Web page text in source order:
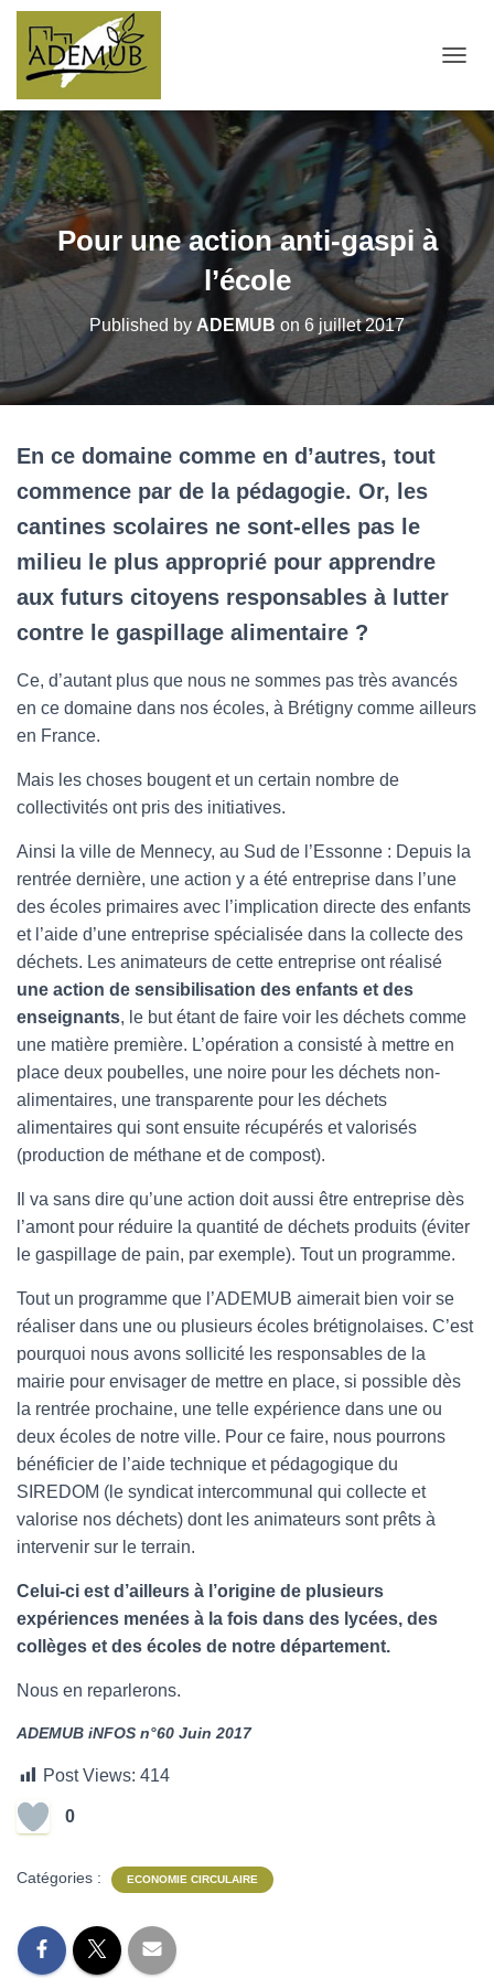
Pour une action anti-gaspi à
l’école
Published by ADEMUB on 6 juillet 2017
En ce domaine comme en d’autres, tout
commence par de la pédagogie. Or, les
cantines scolaires ne sont-elles pas le
milieu le plus approprié pour apprendre
aux futurs citoyens responsables à lutter
contre le gaspillage alimentaire ?
Ce, d’autant plus que nous ne sommes pas très avancés
en ce domaine dans nos écoles, à Brétigny comme ailleurs
en France.
Mais les choses bougent et un certain nombre de
collectivités ont pris des initiatives.
Ainsi la ville de Mennecy, au Sud de l’Essonne : Depuis la
rentrée dernière, une action y a été entreprise dans l’une
des écoles primaires avec l’implication directe des enfants
et l’aide d’une entreprise spécialisée dans la collecte des
déchets. Les animateurs de cette entreprise ont réalisé
une action de sensibilisation des enfants et des
enseignants, le but étant de faire voir les déchets comme
une matière première. L’opération a consisté à mettre en
place deux poubelles, une noire pour les déchets non-
alimentaires, une transparente pour les déchets
alimentaires qui sont ensuite récupérés et valorisés
(production de méthane et de compost).
Il va sans dire qu’une action doit aussi être entreprise dès
l’amont pour réduire la quantité de déchets produits (éviter
le gaspillage de pain, par exemple). Tout un programme.
Tout un programme que l’ADEMUB aimerait bien voir se
réaliser dans une ou plusieurs écoles brétignolaises. C’est
pourquoi nous avons sollicité les responsables de la
mairie pour envisager de mettre en place, si possible dès
la rentrée prochaine, une telle expérience dans une ou
deux écoles de notre ville. Pour ce faire, nous pourrons
bénéficier de l’aide technique et pédagogique du
SIREDOM (le syndicat intercommunal qui collecte et
valorise nos déchets) dont les animateurs sont prêts à
intervenir sur le terrain.
Celui-ci est d’ailleurs à l’origine de plusieurs
expériences menées à la fois dans des lycées, des
collèges et des écoles de notre département.
Nous en reparlerons.
ADEMUB iNFOS n°60 Juin 2017
Post Views: 414
0
Catégories : ECONOMIE CIRCULAIRE